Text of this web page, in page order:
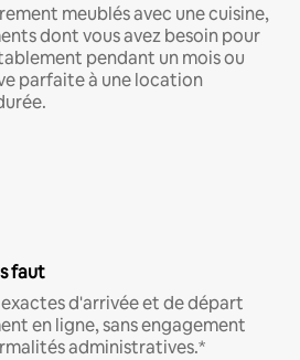
meublés avec une cuisine,
dont vous avez besoin pour
pendant un mois ou
parfaite à une location
faut
d'arrivée et de départ
en ligne, sans engagement
administratives.*